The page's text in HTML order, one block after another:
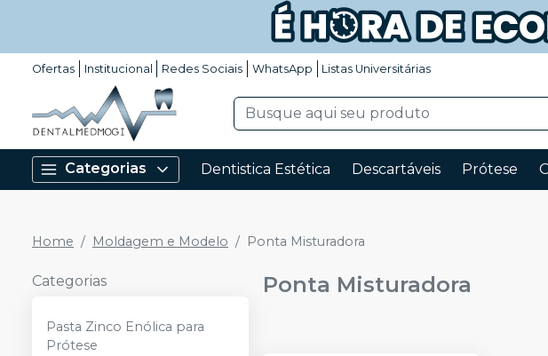
Ofertas Institucional Redes Sociais WhatsApp Listas Universitárias
Categorias Dentistica Estética Descartáveis Prótese
Home Moldagem e Modelo Ponta Misturadora
Categorias
Pasta Zinco Enólica para
Prótese
Ponta Misturadora